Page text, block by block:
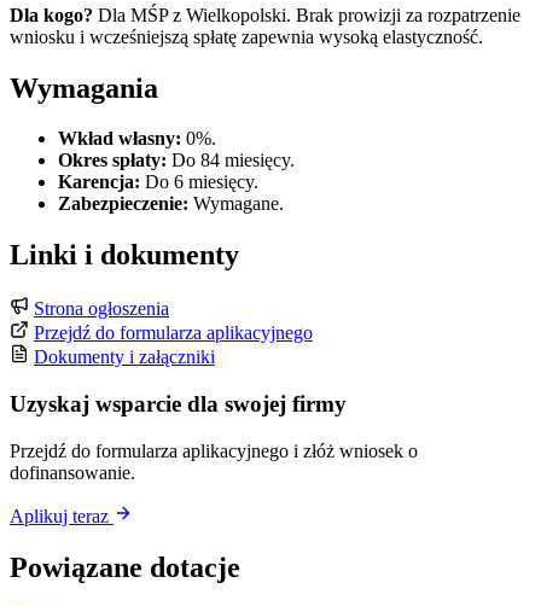
Dla kogo? Dla MŚP z Wielkopolski. Brak prowizji za rozpatrzenie
wniosku i wcześniejszą spłatę zapewnia wysoką elastyczność.
Wymagania
Wkład własny: 0%.
Okres spłaty: Do 84 miesięcy.
Karencja: Do 6 miesięcy.
Zabezpieczenie: Wymagane.
Linki i dokumenty
Strona ogłoszenia
Przejdź do formularza aplikacyjnego
Dokumenty i załączniki
Uzyskaj wsparcie dla swojej firmy
Przejdź do formularza aplikacyjnego i złóż wniosek o
dofinansowanie.
Aplikuj teraz
Powiązane dotacje